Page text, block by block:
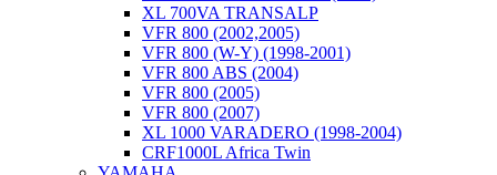
XL 700VA TRANSALP
VFR 800 (2002,2005)
VFR 800 (W-Y) (1998-2001)
VFR 800 ABS (2004)
VFR 800 (2005)
VFR 800 (2007)
XL 1000 VARADERO (1998-2004)
CRF1000L Africa Twin